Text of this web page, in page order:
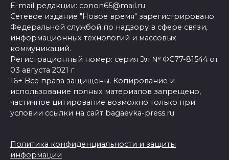
E-mail редакции: conon65@mail.ru
Сетевое издание "Новое время" зарегистрировано
Федеральной службой по надзору в сфере связи,
информационных технологий и массовых
коммуникаций.
Регистрационный номер: серия Эл № ФС77-81544 от
03 августа 2021 г.
16+ Все права защищены. Копирование и
использование полных материалов запрещено,
частичное цитирование возможно только при
условии ссылки на сайт bagaevka-press.ru
Политика конфиденциальности и защиты
информации